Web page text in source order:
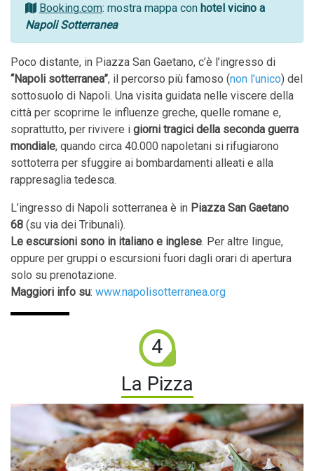
Booking.com: mostra mappa con hotel vicino a
Napoli Sotterranea
Poco distante, in Piazza San Gaetano, c’è l’ingresso di
“Napoli sotterranea”, il percorso più famoso (non l’unico) del
sottosuolo di Napoli. Una visita guidata nelle viscere della
città per scoprirne le influenze greche, quelle romane e,
soprattutto, per rivivere i giorni tragici della seconda guerra
mondiale, quando circa 40.000 napoletani si rifugiarono
sottoterra per sfuggire ai bombardamenti alleati e alla
rappresaglia tedesca.
L’ingresso di Napoli sotterranea è in Piazza San Gaetano
68 (su via dei Tribunali).
Le escursioni sono in italiano e inglese. Per altre lingue,
oppure per gruppi o escursioni fuori dagli orari di apertura
solo su prenotazione.
Maggiori info su: www.napolisotterranea.org
4
La Pizza